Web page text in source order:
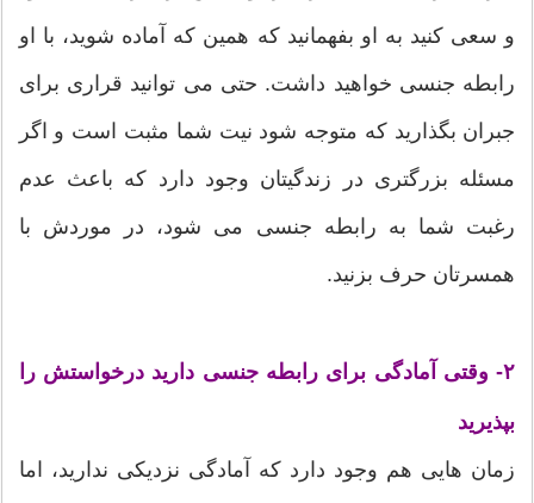
و سعی کنید به او بفهمانید که همین که آماده شوید، با او
رابطه جنسی خواهید داشت. حتی می توانید قراری برای
جبران بگذارید که متوجه شود نیت شما مثبت است و اگر
مسئله بزرگتری در زندگیتان وجود دارد که باعث عدم
رغبت شما به رابطه جنسی می شود، در موردش با
همسرتان حرف بزنید.
۲- وقتی آمادگی برای رابطه جنسی دارید درخواستش را
بپذیرید
زمان هایی هم وجود دارد که آمادگی نزدیکی ندارید، اما